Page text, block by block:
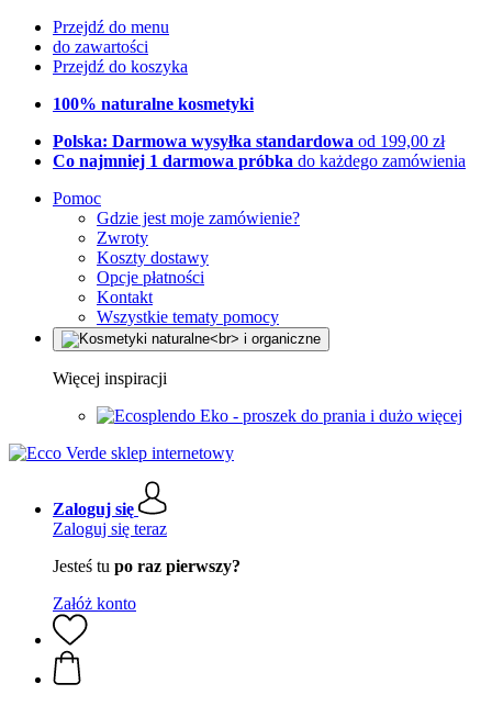
Przejdź do menu
do zawartości
Przejdź do koszyka
100% naturalne kosmetyki
Polska: Darmowa wysyłka standardowa od 199,00 zł
Co najmniej 1 darmowa próbka do każdego zamówienia
Pomoc
Gdzie jest moje zamówienie?
Zwroty
Koszty dostawy
Opcje płatności
Kontakt
Wszystkie tematy pomocy
Więcej inspiracji
Eko - proszek do prania i dużo więcej
Zaloguj się
Zaloguj się teraz
Jesteś tu po raz pierwszy?
Załóż konto